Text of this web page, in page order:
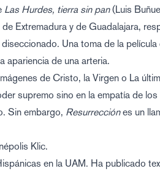
Las Hurdes, tierra sin pan(Luis
Extremadura y de Guadalajara,
Una toma de la
apariencia de una arteria.
de Cristo, la Virgen o La
supremo sino en la empatía de
Sin embargo, Resurrección es un
Klic.
en la UAM. Ha publicado